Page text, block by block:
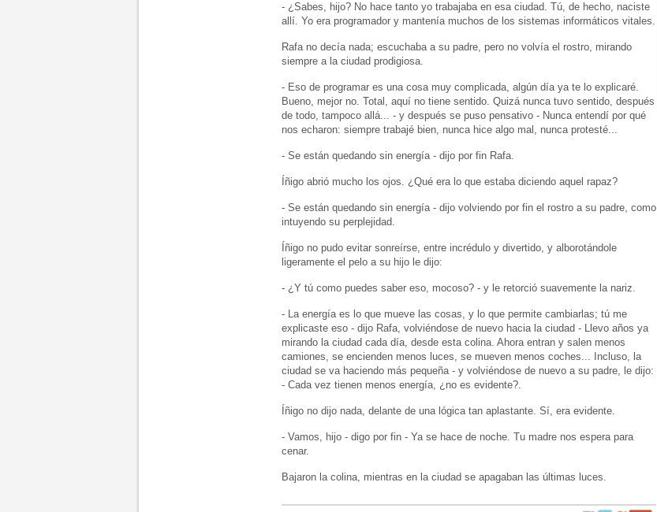
- ¿Sabes, hijo? No hace tanto yo trabajaba en esa ciudad. Tú, de hecho, naciste
allí. Yo era programador y mantenía muchos de los sistemas informáticos vitales.
Rafa no decía nada; escuchaba a su padre, pero no volvía el rostro, mirando
siempre a la ciudad prodigiosa.
- Eso de programar es una cosa muy complicada, algún día ya te lo explicaré.
Bueno, mejor no. Total, aquí no tiene sentido. Quizá nunca tuvo sentido, después
de todo, tampoco allá... - y después se puso pensativo - Nunca entendí por qué
nos echaron: siempre trabajé bien, nunca hice algo mal, nunca protesté...
- Se están quedando sin energía - dijo por fin Rafa.
Íñigo abrió mucho los ojos. ¿Qué era lo que estaba diciendo aquel rapaz?
- Se están quedando sin energía - dijo volviendo por fin el rostro a su padre, como
intuyendo su perplejidad.
Íñigo no pudo evitar sonreírse, entre incrédulo y divertido, y alborotándole
ligeramente el pelo a su hijo le dijo:
- ¿Y tú como puedes saber eso, mocoso? - y le retorció suavemente la nariz.
- La energía es lo que mueve las cosas, y lo que permite cambiarlas; tú me
explicaste eso - dijo Rafa, volviéndose de nuevo hacia la ciudad - Llevo años ya
mirando la ciudad cada día, desde esta colina. Ahora entran y salen menos
camiones, se encienden menos luces, se mueven menos coches... Incluso, la
ciudad se va haciendo más pequeña - y volviéndose de nuevo a su padre, le dijo:
- Cada vez tienen menos energía, ¿no es evidente?.
Íñigo no dijo nada, delante de una lógica tan aplastante. Sí, era evidente.
- Vamos, hijo - digo por fin - Ya se hace de noche. Tu madre nos espera para
cenar.
Bajaron la colina, mientras en la ciudad se apagaban las últimas luces.